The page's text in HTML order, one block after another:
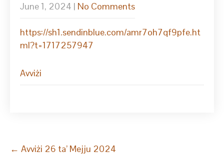
June 1, 2024 | No Comments
https://sh1.sendinblue.com/amr7oh7qf9pfe.ht
ml?t=1717257947
Avviżi
Post
← Avviżi 26 ta’ Mejju 2024